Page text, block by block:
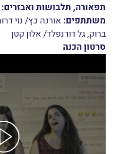
תפאורה, תלבושות ואבזרים:
משתתפים: אורנה כץ/ נוי
ברוק, גל דורנפלד/ אלון קטן
סרטון הכנה